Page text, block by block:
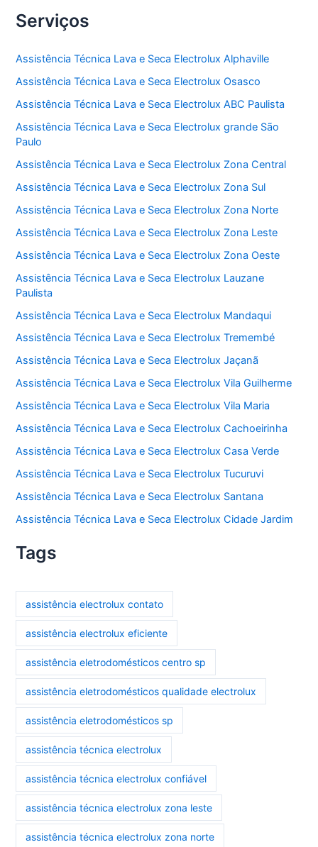
Serviços
Assistência Técnica Lava e Seca Electrolux Alphaville
Assistência Técnica Lava e Seca Electrolux Osasco
Assistência Técnica Lava e Seca Electrolux ABC Paulista
Assistência Técnica Lava e Seca Electrolux grande São
Paulo
Assistência Técnica Lava e Seca Electrolux Zona Central
Assistência Técnica Lava e Seca Electrolux Zona Sul
Assistência Técnica Lava e Seca Electrolux Zona Norte
Assistência Técnica Lava e Seca Electrolux Zona Leste
Assistência Técnica Lava e Seca Electrolux Zona Oeste
Assistência Técnica Lava e Seca Electrolux Lauzane
Paulista
Assistência Técnica Lava e Seca Electrolux Mandaqui
Assistência Técnica Lava e Seca Electrolux Tremembé
Assistência Técnica Lava e Seca Electrolux Jaçanã
Assistência Técnica Lava e Seca Electrolux Vila Guilherme
Assistência Técnica Lava e Seca Electrolux Vila Maria
Assistência Técnica Lava e Seca Electrolux Cachoeirinha
Assistência Técnica Lava e Seca Electrolux Casa Verde
Assistência Técnica Lava e Seca Electrolux Tucuruvi
Assistência Técnica Lava e Seca Electrolux Santana
Assistência Técnica Lava e Seca Electrolux Cidade Jardim
Tags
assistência electrolux contato
assistência electrolux eficiente
assistência eletrodomésticos centro sp
assistência eletrodomésticos qualidade electrolux
assistência eletrodomésticos sp
assistência técnica electrolux
assistência técnica electrolux confiável
assistência técnica electrolux zona leste
assistência técnica electrolux zona norte